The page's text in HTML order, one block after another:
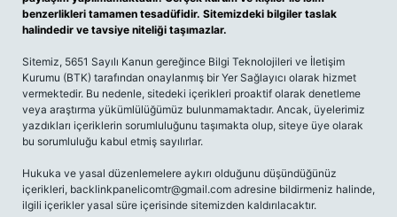
benzerlikleri tamamen tesadüfidir. Sitemizdeki bilgiler taslak
halindedir ve tavsiye niteliği taşımazlar.
Sitemiz, 5651 Sayılı Kanun gereğince Bilgi Teknolojileri ve İletişim
Kurumu (BTK) tarafından onaylanmış bir Yer Sağlayıcı olarak hizmet
vermektedir. Bu nedenle, sitedeki içerikleri proaktif olarak denetleme
veya araştırma yükümlülüğümüz bulunmamaktadır. Ancak, üyelerimiz
yazdıkları içeriklerin sorumluluğunu taşımakta olup, siteye üye olarak
bu sorumluluğu kabul etmiş sayılırlar.
Hukuka ve yasal düzenlemelere aykırı olduğunu düşündüğünüz
içerikleri, backlinkpanelicomtr@gmail.com adresine bildirmeniz halinde,
ilgili içerikler yasal süre içerisinde sitemizden kaldırılacaktır.